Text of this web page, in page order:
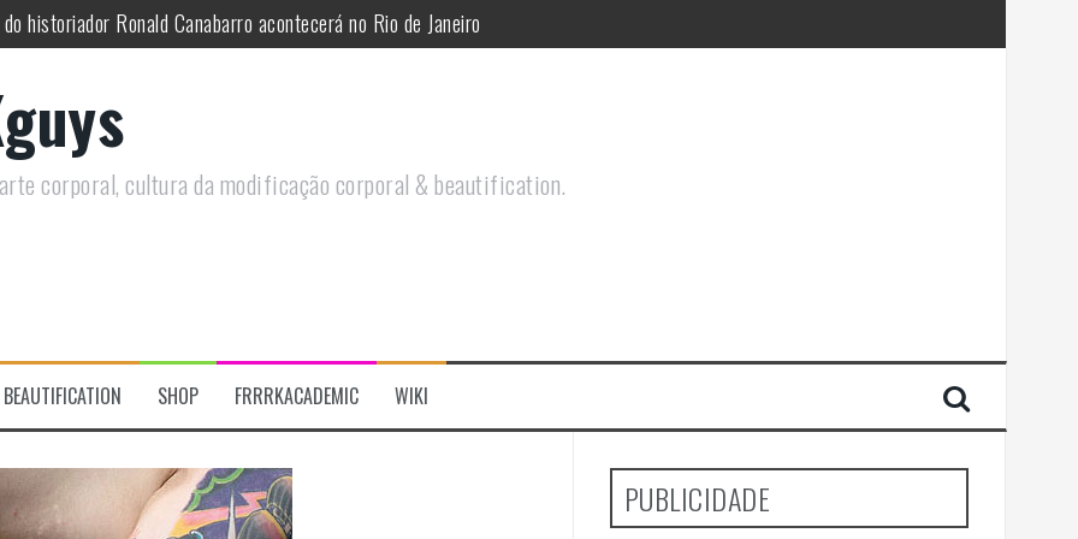
historiador Ronald Canabarro acontecerá no Rio de Janeiro
em Agosto e discutirá questões LGBTQIAPN+ e Modificações Corporais
modificações corporais e anarquia em encontro online
saiba como você pode ajudar duas ações que estão a ocorrer
a celebração do Orgulho Freak no Chile
corporal, cultura da modificação corporal & beautification.
BEAUTIFICATION SHOP FRRRKACADEMIC WIKI
PUBLICIDADE